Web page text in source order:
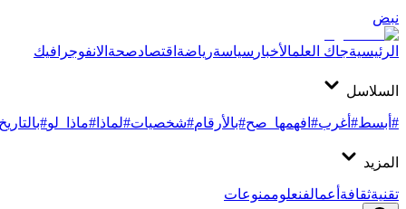
نبض
الرئيسيةجاك العلمالأخبار سياسةرياضةاقتصادصحةالانفوجرافيك
السلاسل
#أبسط#أغرب#افهمها_صح#بالأرقام#شخصيات#لماذا #ماذا_لو#بالتاريخ
المزيد
تقنيةثقافةأعمالفنعلوممنوعات